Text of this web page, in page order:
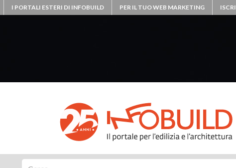
I PORTALI ESTERI DI INFOBUILD PER IL TUO WEB MARKETING